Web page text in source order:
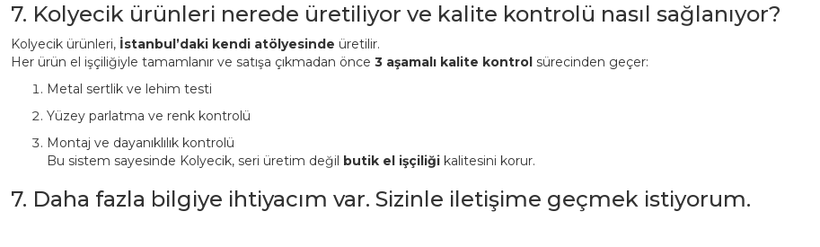
7. Kolyecik ürünleri nerede üretiliyor ve kalite kontrolü nasıl sağlanıyor?
Kolyecik ürünleri, İstanbul’daki kendi atölyesinde üretilir.
Her ürün el işçiliğiyle tamamlanır ve satışa çıkmadan önce 3 aşamalı kalite kontrol sürecinden geçer:
Metal sertlik ve lehim testi
Yüzey parlatma ve renk kontrolü
Montaj ve dayanıklılık kontrolü
Bu sistem sayesinde Kolyecik, seri üretim değil butik el işçiliği kalitesini korur.
7. Daha fazla bilgiye ihtiyacım var. Sizinle iletişime geçmek istiyorum.